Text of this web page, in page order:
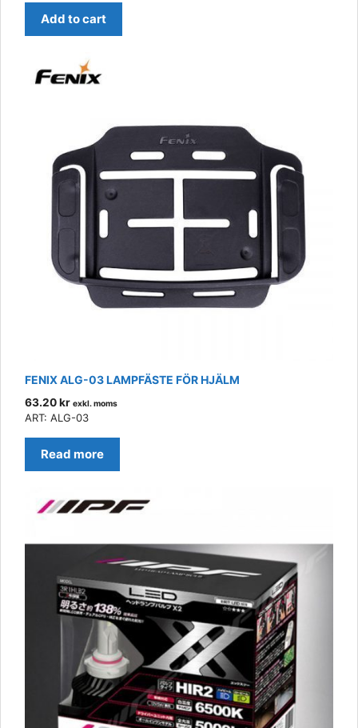
Add to cart
FENIX ALG-03 LAMPFÄSTE FÖR HJÄLM
63.20kr exkl. moms
ART: ALG-03
Read more